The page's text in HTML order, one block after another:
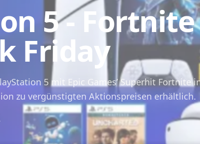
5 -
Friday
5 mit Epic Games’ Superhit Fortnite
zu vergünstigten Aktionspreisen erhältlich.